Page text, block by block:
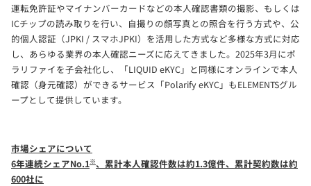
運転免許証やマイナンバーカードなどの本人確認書類の撮影、もしくは
ICチップの読み取りを行い、自撮りの顔写真との照合を行う方式や、公
的個人認証（JPKI / スマホJPKI）を活用した方式など多様な方式に対応
し、あらゆる業界の本人確認ニーズに応えてきました。2025年3月にポ
ラリファイを子会社化し、「LIQUID eKYC」と同様にオンラインで本人
確認（身元確認）ができるサービス「Polarify eKYC」もELEMENTSグル
ープとして提供しています。
市場シェアについて
6年連続シェアNo.1※、累計本人確認件数は約1.3億件、累計契約数は約
600社に